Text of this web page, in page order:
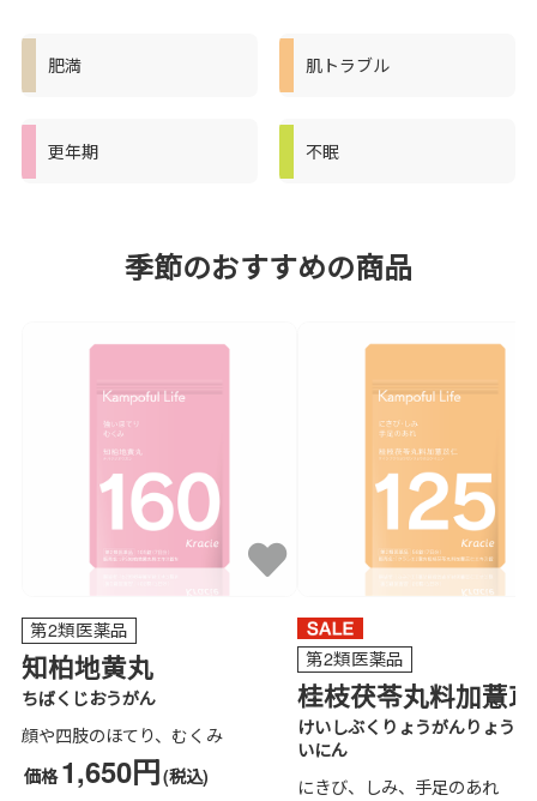
肥満 肌トラブル
更年期 不眠
季節のおすすめの商品
知柏地黄丸
ちばくじおうがん
第2類医薬品
顔や四肢のほてり、むくみ
価格1,650円(税込)
桂枝茯苓丸料加薏
けいしぶくりょうがんりょうか
いにん
第2類医薬品
にきび、しみ、手足のあれ